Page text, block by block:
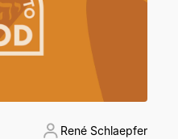
René Schlaepfer